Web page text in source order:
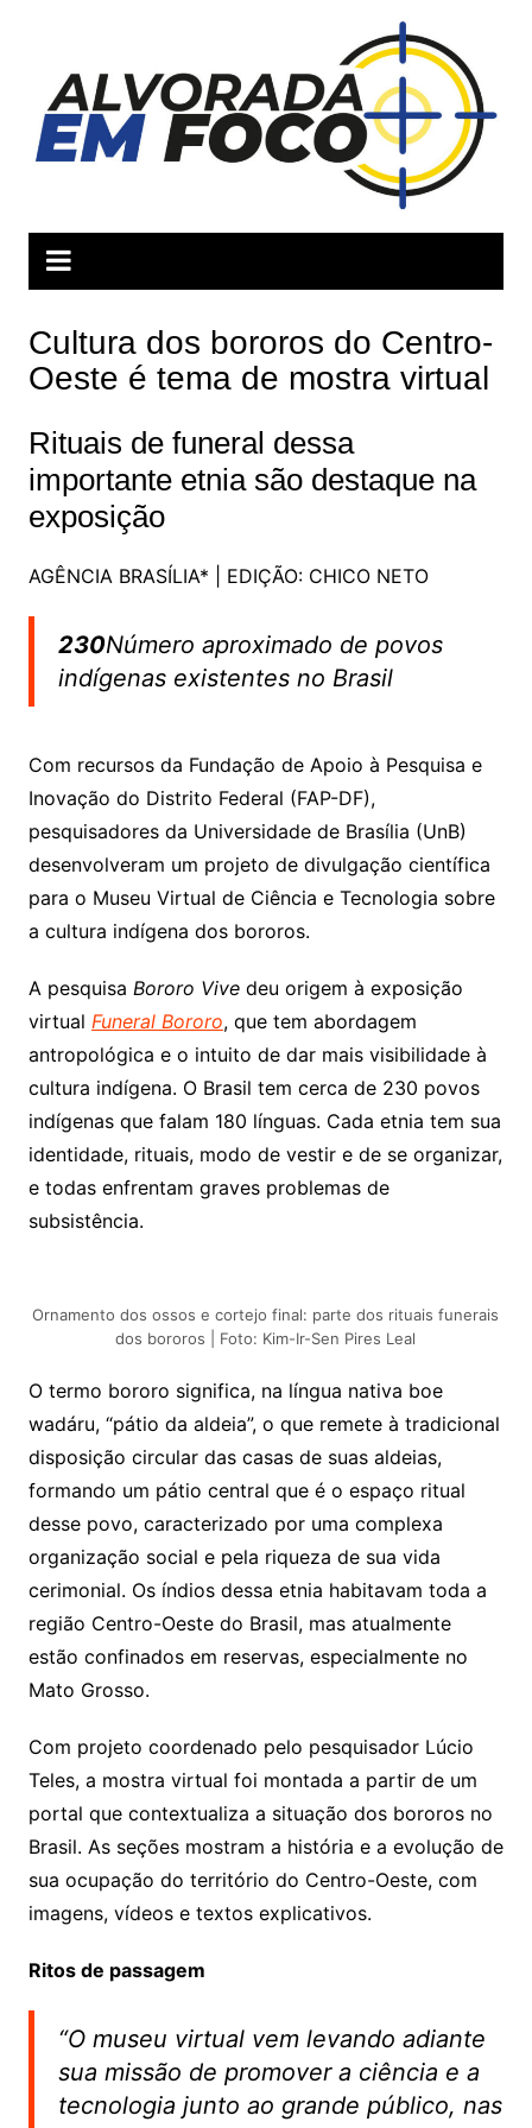
conteúdo
Cultura dos bororos do Centro-
Oeste é tema de mostra virtual
Rituais de funeral dessa
importante etnia são destaque na
exposição
AGÊNCIA BRASÍLIA* | EDIÇÃO: CHICO NETO
230Número aproximado de povos
indígenas existentes no Brasil
Com recursos da Fundação de Apoio à Pesquisa e
Inovação do Distrito Federal (FAP-DF),
pesquisadores da Universidade de Brasília (UnB)
desenvolveram um projeto de divulgação científica
para o Museu Virtual de Ciência e Tecnologia sobre
a cultura indígena dos bororos.
A pesquisa Bororo Vivedeu origem à exposição
virtual Funeral Bororo, que tem abordagem
antropológica e o intuito de dar mais visibilidade à
cultura indígena. O Brasil tem cerca de 230 povos
indígenas que falam 180 línguas. Cada etnia tem sua
identidade, rituais, modo de vestir e de se organizar,
e todas enfrentam graves problemas de
subsistência.
Ornamento dos ossos e cortejo final: parte dos rituais funerais
dos bororos | Foto: Kim-Ir-Sen Pires Leal
O termo bororo significa, na língua nativa boe
wadáru, “pátio da aldeia”, o que remete à tradicional
disposição circular das casas de suas aldeias,
formando um pátio central que é o espaço ritual
desse povo, caracterizado por uma complexa
organização social e pela riqueza de sua vida
cerimonial. Os índios dessa etnia habitavam toda a
região Centro-Oeste do Brasil, mas atualmente
estão confinados em reservas, especialmente no
Mato Grosso.
Com projeto coordenado pelo pesquisador Lúcio
Teles, a mostra virtual foi montada a partir de um
portal que contextualiza a situação dos bororos no
Brasil. As seções mostram a história e a evolução de
sua ocupação do território do Centro-Oeste, com
imagens, vídeos e textos explicativos.
Ritos de passagem
“O museu virtual vem levando adiante
sua missão de promover a ciência e a
tecnologia junto ao grande público, nas